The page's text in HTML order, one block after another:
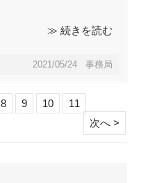
≫ 続きを読む
2021/05/24 事務局
8 9 10
11
次へ >